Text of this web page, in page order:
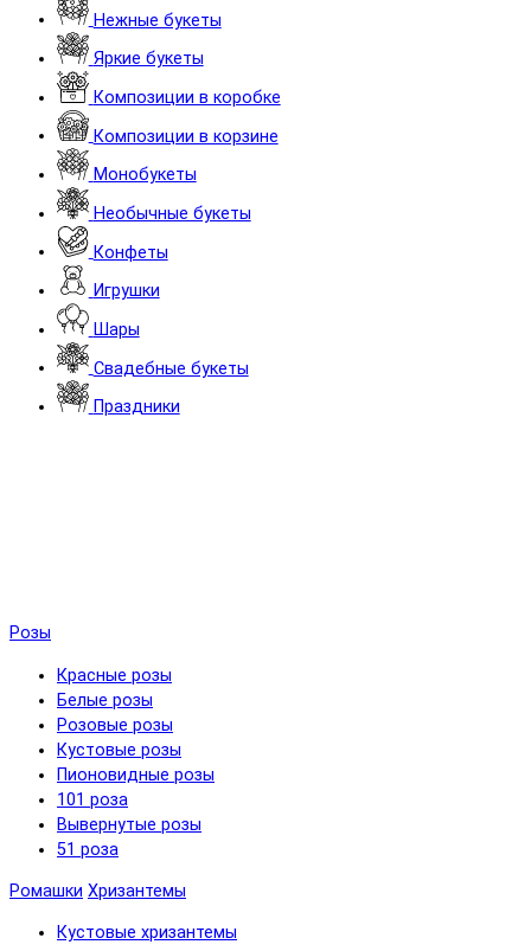
Нежные букеты
Яркие букеты
Композиции в коробке
Композиции в корзине
Монобукеты
Необычные букеты
Конфеты
Игрушки
Шары
Cвадебные букеты
Праздники
Розы
Красные розы
Белые розы
Розовые розы
Кустовые розы
Пионовидные розы
101 роза
Вывернутые розы
51 роза
Ромашки Хризантемы
Кустовые хризантемы